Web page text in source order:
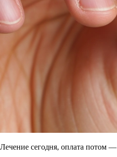
Лечение сегодня, оплата потом —